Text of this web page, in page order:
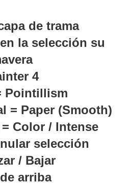
de trama
la selección su
4
Pointillism
= Paper (Smooth)
Color / Intense
selección
/ Bajar
arriba